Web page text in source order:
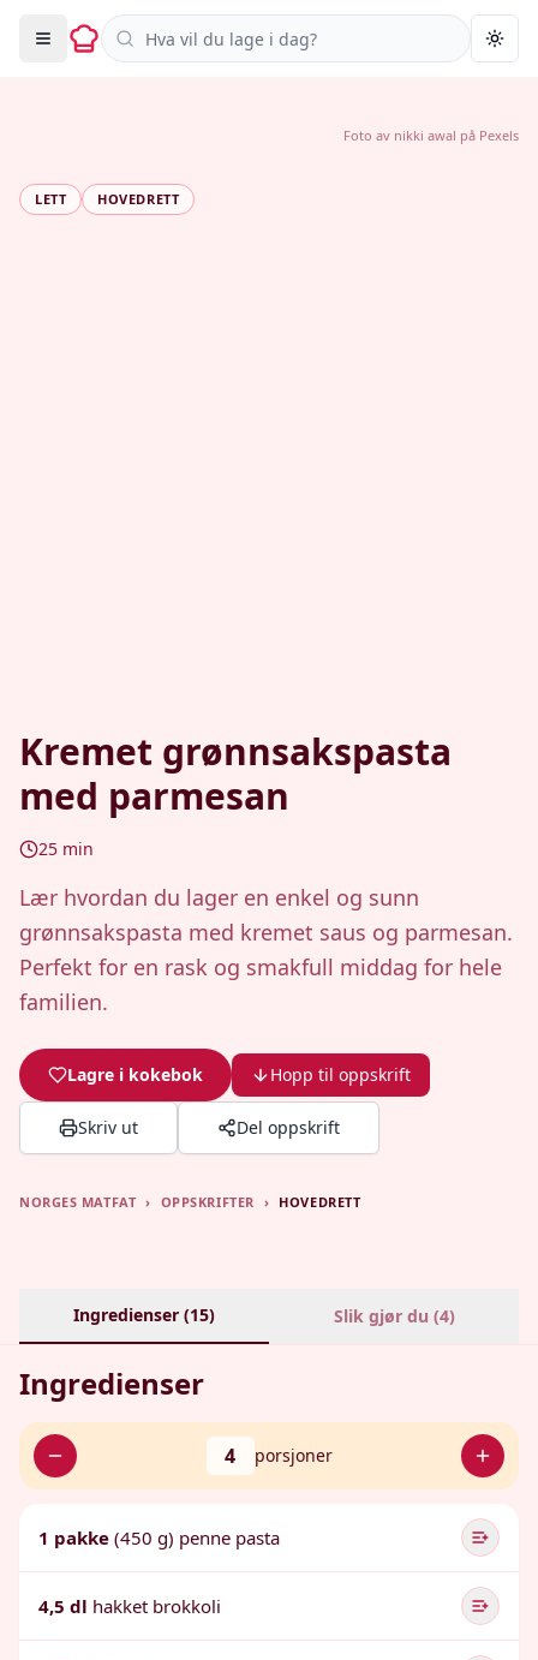
Søk i oppskrifter
LETT HOVEDRETT
Kremet grønnsakspasta
med parmesan
25 min
Lær hvordan du lager en enkel og sunn
grønnsakspasta med kremet saus og parmesan.
Perfekt for en rask og smakfull middag for hele
familien.
Lagre i kokebok Hopp til oppskrift
Skriv ut Del oppskrift
Foto av nikki awal på Pexels
NORGES MATFAT › OPPSKRIFTER › HOVEDRETT
Ingredienser (15) Slik gjør du (4)
Ingredienser
4 porsjoner
1 pakke (450 g) penne pasta
4,5 dl hakket brokkoli